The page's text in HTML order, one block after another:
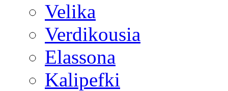
Velika
Verdikousia
Elassona
Kalipefki